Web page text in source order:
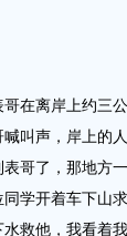
在离岸上约三
叫声，岸上的
哥了，那地方
学开着车下山
救他，我看着